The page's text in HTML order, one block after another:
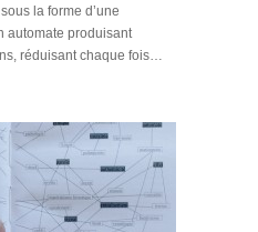
la forme d’une
automate produisant
réduisant chaque fois…